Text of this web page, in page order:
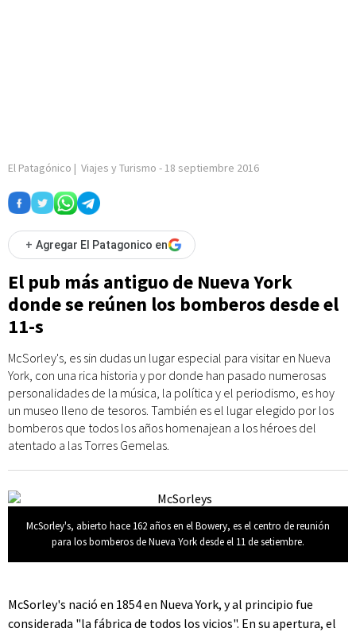
El Patagónico | Viajes y Turismo - 18 septiembre 2016
+ Agregar El Patagonico en
El pub más antiguo de Nueva York
donde se reúnen los bomberos desde el
11-s
McSorley's, es sin dudas un lugar especial para visitar en Nueva
York, con una rica historia y por donde han pasado numerosas
personalidades de la música, la política y el periodismo, es hoy
un museo lleno de tesoros. También es el lugar elegido por los
bomberos que todos los años homenajean a los héroes del
atentado a las Torres Gemelas.
McSorley's, abierto hace 162 años en el Bowery, es el centro de reunión
para los bomberos de Nueva York desde el 11 de setiembre.
McSorley's nació en 1854 en Nueva York, y al principio fue
considerada "la fábrica de todos los vicios". En su apertura, el